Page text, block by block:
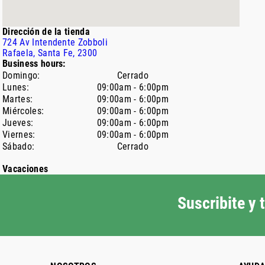
Dirección de la tienda
724Av Intendente Zobboli
Rafaela, Santa Fe, 2300
Business hours:
Domingo:
Cerrado
Lunes:
09:00am - 6:00pm
Martes:
09:00am - 6:00pm
Miércoles:
09:00am - 6:00pm
Jueves:
09:00am - 6:00pm
Viernes:
09:00am - 6:00pm
Sábado:
Cerrado
Vacaciones
Suscribite y